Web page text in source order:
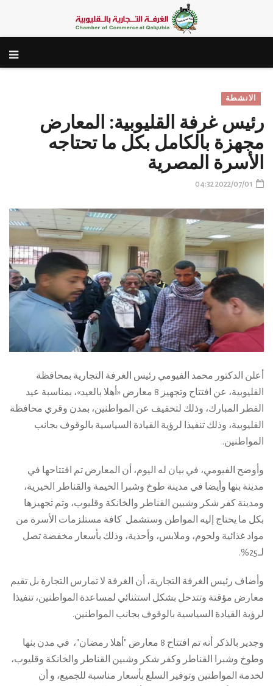
الانشطة
رئيس غرفة القليوبية: المعارض
مجهزة بالكامل بكل ما تحتاجه
الأسرة المصرية
2022/07/01 04:32
أعلن الدكتور محمد الفيومي رئيس الغرفة التجارية بمحافظة
القليوبية، عن افتتاح وتجهيز 8 معارض «أهلا بالعيد»، بمناسبة عيد
الفطر المبارك، وذلك لتخفيف عن المواطنين، بمدن وقري محافظة
القليوبية، وذلك تنفيذا لرؤية القيادة السياسية بالوقوف بجانب
المواطنين.
وأوضح الفيومي، في بيان له اليوم، أن المعارض تم افتتاحها في
مدينة بنها وأيضا في مدينة طوخ وشبرا الخيمة والقناطر الخيرية،
ومدينة كفر شكر وشبين القناطر والخانكة وقليوب، وتم تجهيزها
بكل ما يحتاج إليه المواطن وستشمل كافة مستلزمات الأسرة من
مواد غذائية ولحوم، وملابس، وأحذية، وذلك بأسعار مخفضة تصل
وأضاف رئيس الغرفة التجارية، أن الغرفة لا تمارس التجارة بل تقيم
معارض مؤقتة وتتدخل بشكل استثنائي لمساعدة المواطنين، تنفيذا
لرؤية القيادة السياسية بالوقوف بجانب المواطنين.
وجدير بالذكر أنه تم افتتاح 8 معارض "أهلا رمضان"، في مدن بنها
وطوخ وشبرا القناطر وكفر شكر وشبين القناطر والخانكة وقليوب،
لخدمة المواطنين وتوفير السلع بأسعار مناسبة للجميع، و أن